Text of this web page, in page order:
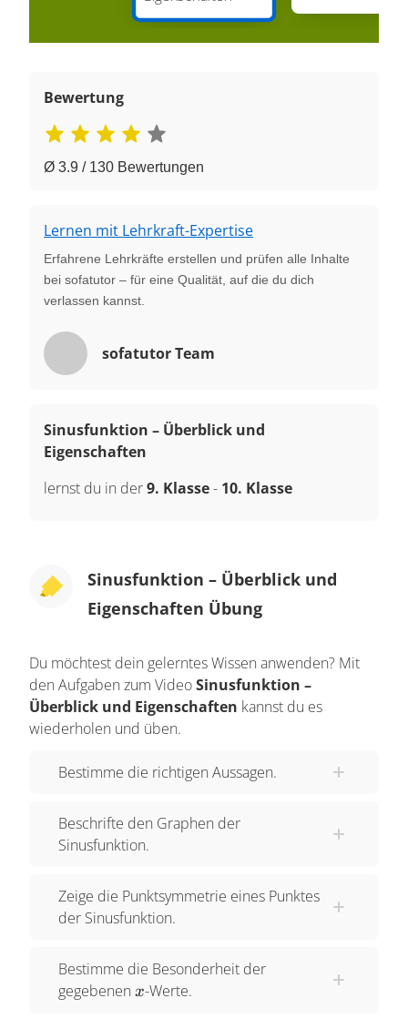
Bewertung
Ø 3.9 / 130 Bewertungen
Lernen mit Lehrkraft-Expertise
Erfahrene Lehrkräfte erstellen und prüfen alle Inhalte
bei sofatutor – für eine Qualität, auf die du dich
verlassen kannst.
sofatutor Team
Sinusfunktion – Überblick und
Eigenschaften
lernst du in der9. Klasse- 10. Klasse
Sinusfunktion – Überblick und
Eigenschaften Übung
Du möchtest dein gelerntes Wissen anwenden? Mit
den Aufgaben zum VideoSinusfunktion –
Überblick und Eigenschaften kannst du es
wiederholen und üben.
Bestimme die richtigen Aussagen.
Beschrifte den Graphen der
Sinusfunktion.
Zeige die Punktsymmetrie eines Punktes
der Sinusfunktion.
Bestimme die Besonderheit der
gegebenen x
x-Werte.